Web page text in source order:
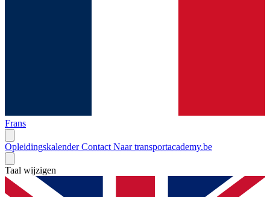
Frans
OpleidingskalenderContact Naar transportacademy.be
Taal wijzigen